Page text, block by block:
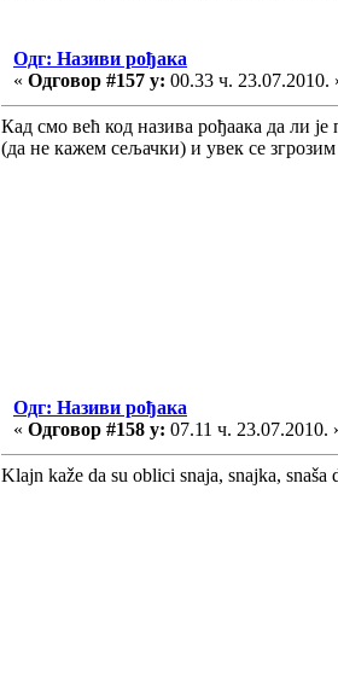
Одг: Називи рођака
« Одговор #157 у: 00.33 ч. 23.07.2010.
Кад смо већ код назива рођаака да ли
(да не кажем сељачки) и увек се
Одг: Називи рођака
« Одговор #158 у: 07.11 ч. 23.07.2010.
Klajn kaže da su oblici snaja, snajka,